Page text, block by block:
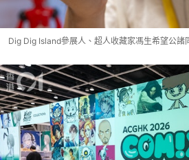
Dig Dig Island參展人、超人收藏家馮生希望公諸